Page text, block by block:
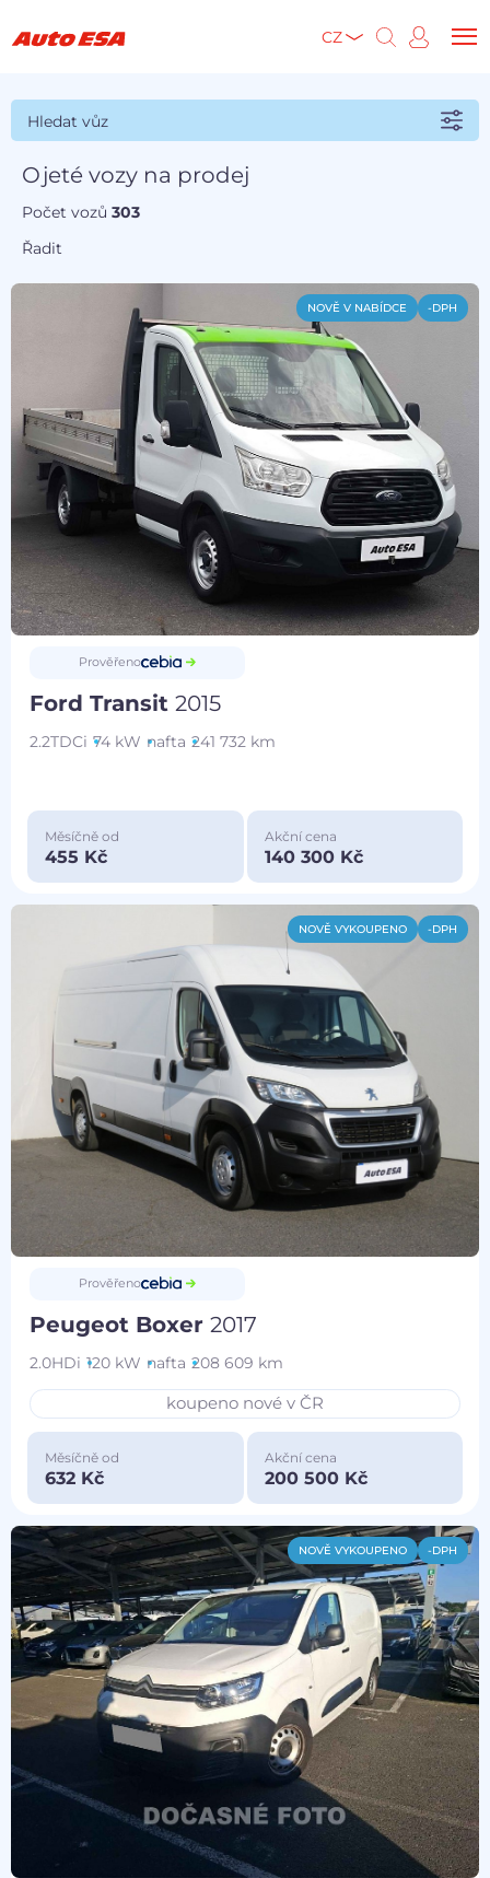
CZ
Hledat vůz
Ojeté vozy na prodej
Počet vozů303
Řadit
NOVĚ V NABÍDCE -DPH
Prověřeno
Ford Transit2015
2.2TDCi 74 kW nafta 241 732 km
Měsíčně od
455 Kč
Akční cena
140 300 Kč
NOVĚ VYKOUPENO -DPH
Prověřeno
Peugeot Boxer2017
2.0HDi 120 kW nafta 208 609 km
koupeno nové v ČR
Měsíčně od
632 Kč
Akční cena
200 500 Kč
NOVĚ VYKOUPENO -DPH